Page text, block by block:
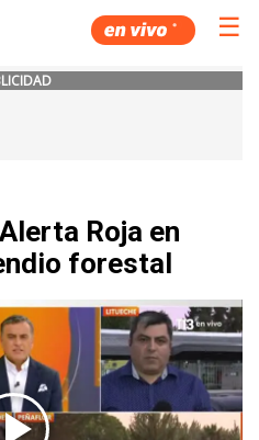
☰
Roja en
forestal